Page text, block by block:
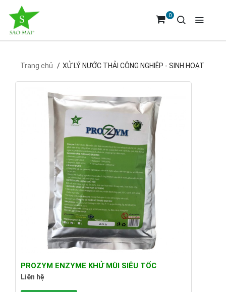
0
Trang chủ XỬ LÝ NƯỚC THẢI CÔNG NGHIỆP - SINH HOẠT
PROZYM ENZYME KHỬ MÙI SIÊU TỐC
Liên hệ